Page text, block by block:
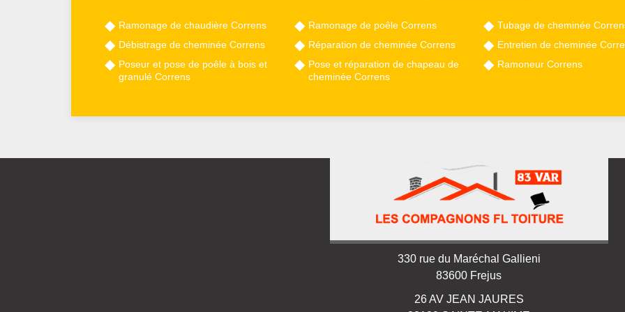
Ramonage de chaudière Correns
Débistrage de cheminée Correns
Poseur et pose de poêle à bois et
granulé Correns
Ramonage de poêle Correns
Réparation de cheminée Correns
Pose et réparation de chapeau de
cheminée Correns
Tubage de cheminée
Entretien de cheminée
Ramoneur Correns
330 rue du Maréchal Gallieni
83600 Frejus
26 AV JEAN JAURES